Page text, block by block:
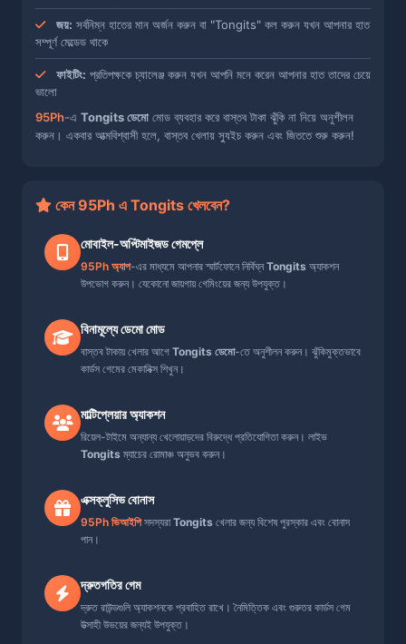
জয়: সর্বনিম্ন হাতের মান অর্জন করুন বা "Tongits" কল করুন যখন আপনার হাত
সম্পূর্ণ মেল্ডেড থাকে
ফাইটিং: প্রতিপক্ষকে চ্যালেঞ্জ করুন যখন আপনি মনে করেন আপনার হাত তাদের চেয়ে
ভালো
95Ph-এ Tongits ডেমো মোড ব্যবহার করে বাস্তব টাকা ঝুঁকি না নিয়ে অনুশীলন
করুন। একবার আত্মবিশ্বাসী হলে, বাস্তব খেলায় স্যুইচ করুন এবং জিততে শুরু করুন!
কেন 95Ph এ Tongits খেলবেন?
মোবাইল-অপ্টিমাইজড গেমপ্লে
95Ph অ্যাপ-এর মাধ্যমে আপনার স্মার্টফোনে নির্বিঘ্নTongits অ্যাকশন
উপভোগ করুন। যেকোনো জায়গায় গেমিংয়ের জন্য উপযুক্ত।
বিনামূল্যে ডেমো মোড
বাস্তব টাকায় খেলার আগে Tongits ডেমো-তে অনুশীলন করুন। ঝুঁকিমুক্তভাবে
কার্ডস গেমের মেকানিক্স শিখুন।
মাল্টিপ্লেয়ার অ্যাকশন
রিয়েল-টাইমে অন্যান্য খেলোয়াড়দের বিরুদ্ধে প্রতিযোগিতা করুন। লাইভ
Tongits ম্যাচের রোমাঞ্চ অনুভব করুন।
এক্সক্লুসিভ বোনাস
95Ph ভিআইপিসদস্যরাTongits খেলার জন্য বিশেষ পুরস্কার এবং বোনাস
পান।
দ্রুতগতির গেম
দ্রুত রাউন্ডগুলি অ্যাকশনকে প্রবাহিত রাখে। নৈমিত্তিক এবং গুরুতর কার্ডস গেম
উত্সাহী উভয়ের জন্যই উপযুক্ত।